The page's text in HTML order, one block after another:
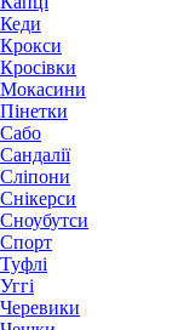
Кеди
Крокси
Кросівки
Мокасини
Пінетки
Сабо
Сандалії
Сліпони
Снікерси
Сноубутси
Спорт
Туфлі
Уггі
Черевики